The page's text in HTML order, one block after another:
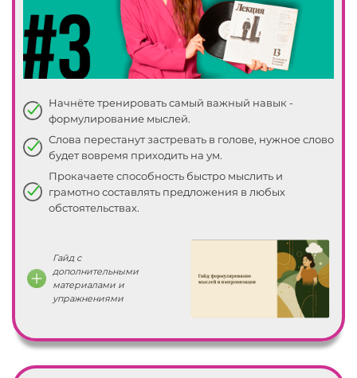
Начнёте тренировать самый важный навык -
формулирование мыслей.
Слова перестанут застревать в голове, нужное слово
будет вовремя приходить на ум.
Прокачаете способность быстро мыслить и
грамотно составлять предложения в любых
обстоятельствах.
Гайд с
дополнительными
материалами и
упражнениями